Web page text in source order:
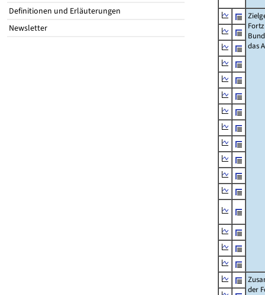
Definitionen und Erläuterungen
Newsletter
das
der